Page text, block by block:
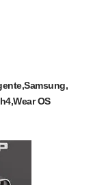
Samsung
Wear OS